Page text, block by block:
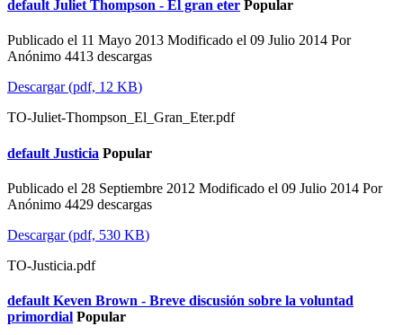
default Juliet Thompson - El gran eter Popular
Publicado el 11 Mayo 2013 Modificado el 09 Julio 2014 Por
Anónimo 4413 descargas
Descargar(pdf, 12 KB)
TO-Juliet-Thompson_El_Gran_Eter.pdf
default Justicia Popular
Publicado el 28 Septiembre 2012 Modificado el 09 Julio 2014 Por
Anónimo 4429 descargas
Descargar(pdf, 530 KB)
TO-Justicia.pdf
default Keven Brown - Breve discusión sobre la voluntad
primordial Popular